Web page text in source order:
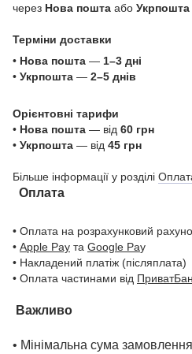
через Нова пошта або Укрпошта
Терміни доставки
• Нова пошта — 1–3 дні
• Укрпошта — 2–5 днів
Орієнтовні тарифи
• Нова пошта — від 60 грн
• Укрпошта — від 45 грн
Більше інформації у розділі
Оплата
• Оплата на розрахунковий
• Apple Pay та Google Pay
• Накладений платіж (післяплата)
• Оплата частинами від
Важливо
• Мінімальна сума